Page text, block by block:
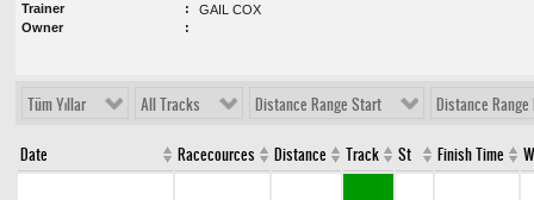
Trainer
GAIL COX
Owner
Tüm Yıllar All Tracks Distance Range Start Distance Range
Date Racecources Distance Track St Finish Time